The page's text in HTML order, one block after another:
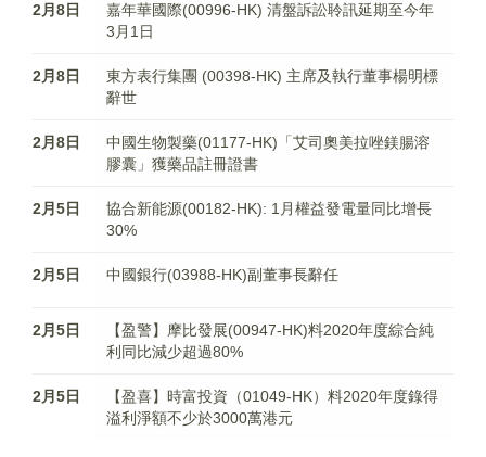
2月8日
嘉年華國際(00996-HK) 清盤訴訟聆訊延期至今年
3月1日
2月8日
東方表行集團 (00398-HK) 主席及執行董事楊明標
辭世
2月8日
中國生物製藥(01177-HK)「艾司奧美拉唑鎂腸溶
膠囊」獲藥品註冊證書
2月5日
協合新能源(00182-HK): 1月權益發電量同比增長
30%
2月5日 中國銀行(03988-HK)副董事長辭任
2月5日
【盈警】摩比發展(00947-HK)料2020年度綜合純
利同比減少超過80%
2月5日
【盈喜】時富投資（01049-HK）料2020年度錄得
溢利淨額不少於3000萬港元